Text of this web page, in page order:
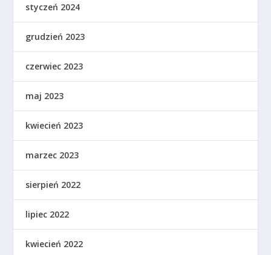
styczeń 2024
grudzień 2023
czerwiec 2023
maj 2023
kwiecień 2023
marzec 2023
sierpień 2022
lipiec 2022
kwiecień 2022